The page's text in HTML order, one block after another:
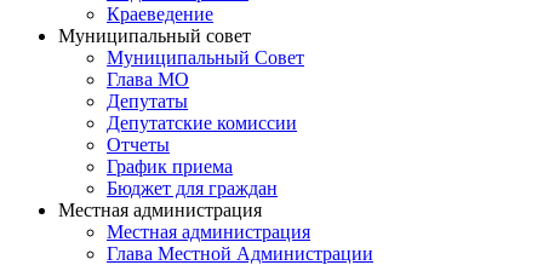
Краеведение
Муниципальный совет
Муниципальный Совет
Глава МО
Депутаты
Депутатские комиссии
Отчеты
График приема
Бюджет для граждан
Местная администрация
Местная администрация
Глава Местной Администрации